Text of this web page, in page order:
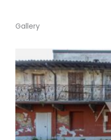
Gallery